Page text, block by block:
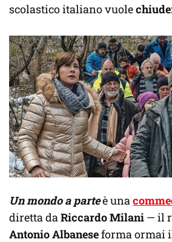
scolastico italiano vuole
Un mondo a parteè una
diretta da Riccardo Milani — il
Antonio Albaneseforma ormai